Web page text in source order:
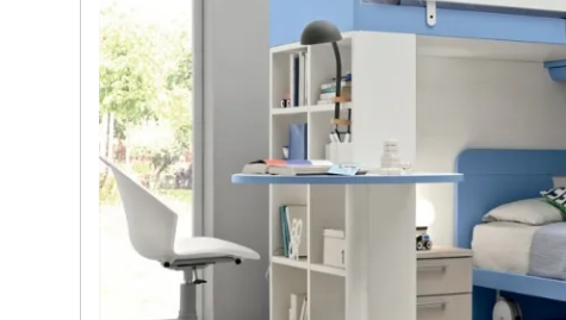
Cappe cucina dal design innovativo